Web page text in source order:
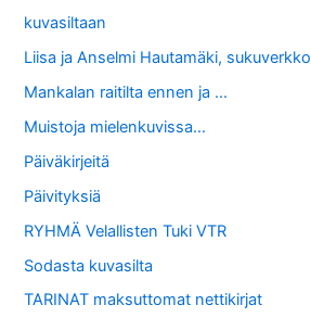
kuvasiltaan
Liisa ja Anselmi Hautamäki, sukuverkko
Mankalan raitilta ennen ja …
Muistoja mielenkuvissa…
Päiväkirjeitä
Päivityksiä
RYHMÄ Velallisten Tuki VTR
Sodasta kuvasilta
TARINAT maksuttomat nettikirjat